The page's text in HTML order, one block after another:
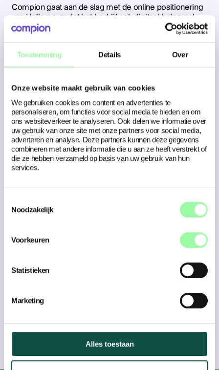
Toestemming Details Over
Onze website maakt gebruik van cookies
We gebruiken cookies om content en advertenties te
personaliseren, om functies voor social media te bieden en om
ons websiteverkeer te analyseren. Ook delen we informatie over
uw gebruik van onze site met onze partners voor social media,
adverteren en analyse. Deze partners kunnen deze gegevens
combineren met andere informatie die u aan ze heeft verstrekt of
die ze hebben verzameld op basis van uw gebruik van hun
services.
Noodzakelijk
Voorkeuren
Statistieken
Marketing
Alles toestaan
Compion gaat aan de slag met de online positionering
van Hellema, zodat het bedrijf ook digitaal helemaal
mee kan gaan met de tijd. Zo willen we voor hun
corporate website flinke sprongen maken op het
gebied van gebruiksvriendelijkheid – toegespitst op
een internationaal bereik. Daarnaast ondersteunen we
het bedrijf op gebied van marketing en online
Wij trekken nog een pak koek open en houden je op de
hoogte van de vorderingen!
Neem contact op
Ook jouw
koek?
geert@compion.nl